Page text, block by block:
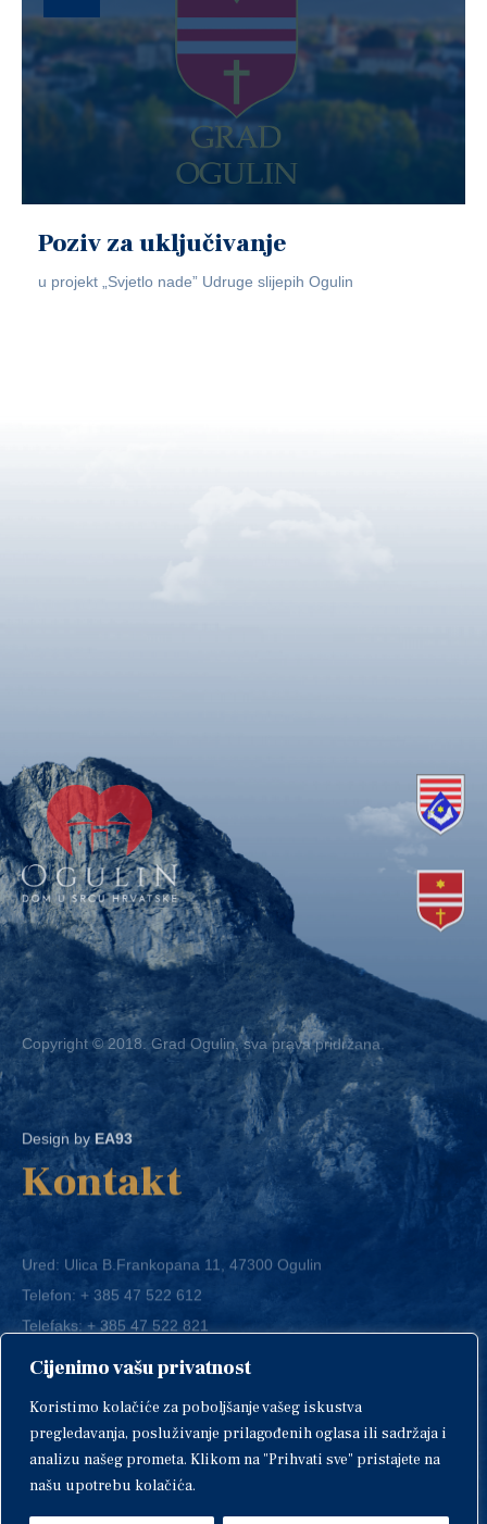
Cijenimo vašu privatnost
Koristimo kolačiće za poboljšanje vašeg iskustva
pregledavanja, posluživanje prilagođenih oglasa ili sadržaja i
analizu našeg prometa. Klikom na "Prihvati sve" pristajete na
našu upotrebu kolačića.
Poziv za uključivanje
u projekt „Svjetlo nade” Udruge slijepih Ogulin
Copyright © 2018. Grad Ogulin, sva prava pridržana.
Design byEA93
Kontakt
Ured: Ulica B.Frankopana 11, 47300 Ogulin
Telefon:+ 385 47 522 612
Telefaks:+ 385 47 522 821
E-mail:grad-ogulin@ogulin.hr